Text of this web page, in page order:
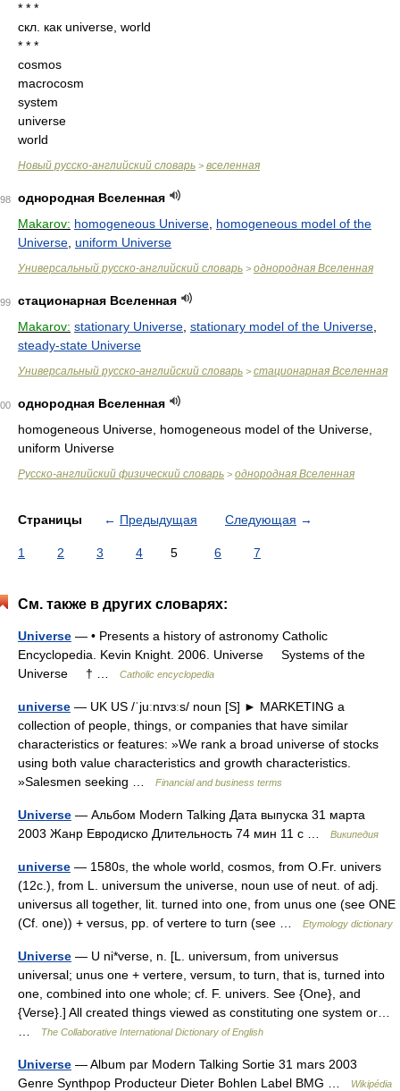
* * *
скл. как universe, world
* * *
cosmos
macrocosm
system
universe
world
Новый русско-английский словарь > вселенная
98
однородная Вселенная
Makarov: homogeneous Universe homogeneous model of the
Universe uniform Universe
Универсальный русско-английский словарь > однородная Вселенная
99
стационарная Вселенная
Makarov: stationary Universe stationary model of the Universe
steady-state Universe
Универсальный русско-английский словарь > стационарная Вселенная
однородная Вселенная
homogeneous Universe, homogeneous model of the Universe,
uniform Universe
Русско-английский физический словарь > однородная Вселенная
Страницы ← Предыдущая Следующая →
1 2 3 4 5 6 7
См. также в других словарях:
Universe — • Presents a history of astronomy Catholic
Encyclopedia. Kevin Knight. 2006. Universe Systems of the
Universe † …
Catholic encyclopedia
universe — UK US /ˈjuːnɪvɜːs/ noun [S] ► MARKETING a
collection of people, things, or companies that have similar
characteristics or features: »We rank a broad universe of stocks
using both value characteristics and growth characteristics.
»Salesmen seeking …
Financial and business terms
Universe — Альбом Modern Talking Дата выпуска 31 марта
2003 Жанр Евродиско Длительность 74 мин 11 с …
Википедия
universe — 1580s, the whole world, cosmos, from O.Fr. univers
(12c.), from L. universum the universe, noun use of neut. of adj.
universus all together, lit. turned into one, from unus one (see ONE
(Cf. one)) + versus, pp. of vertere to turn (see …
Etymology dictionary
Universe — U ni*verse, n. [L. universum, from universus
universal; unus one + vertere, versum, to turn, that is, turned into
one, combined into one whole; cf. F. univers. See {One}, and
{Verse}.] All created things viewed as constituting one system or…
The Collaborative International Dictionary of English
Universe — Album par Modern Talking Sortie 31 mars 2003
Genre Synthpop Producteur Dieter Bohlen Label BMG …
Wikipédia